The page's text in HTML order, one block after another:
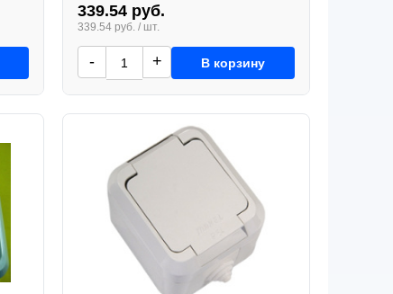
339.54 руб.
339.54 руб. / шт.
- + В корзину